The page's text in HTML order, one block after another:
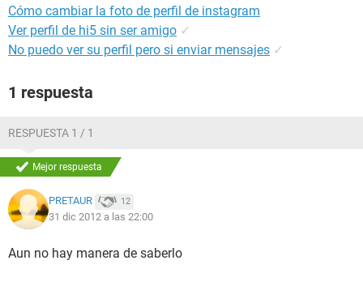
Cómo cambiar la foto de perfil de instagram
Ver perfil de hi5 sin ser amigo ✓
No puedo ver su perfil pero si enviar mensajes ✓
1 respuesta
RESPUESTA 1 / 1
Mejor respuesta
PRETAUR 12
31 dic 2012 a las 22:00
Aun no hay manera de saberlo